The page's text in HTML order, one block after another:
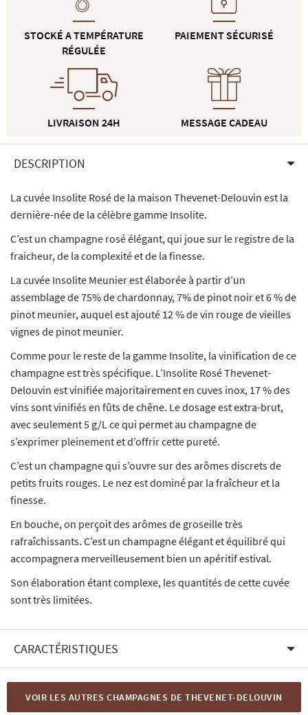
STOCKÉ A TEMPÉRATURE
RÉGULÉE
LIVRAISON 24H
PAIEMENT SÉCURISÉ
MESSAGE CADEAU
DESCRIPTION
La cuvée Insolite Rosé de la maison Thevenet-Delouvin est la
dernière-née de la célèbre gamme Insolite.
C’est un champagne rosé élégant, qui joue sur le registre de la
fraicheur, de la complexité et de la finesse.
La cuvée Insolite Meunier est élaborée à partir d’un
assemblage de 75% de chardonnay, 7% de pinot noir et 6 % de
pinot meunier, auquel est ajouté 12 % de vin rouge de vieilles
vignes de pinot meunier.
Comme pour le reste de la gamme Insolite, la vinification de ce
champagne est très spécifique. L’Insolite Rosé Thevenet-
Delouvin est vinifiée majoritairement en cuves inox, 17 % des
vins sont vinifiés en fûts de chêne. Le dosage est extra-brut,
avec seulement 5 g/L ce qui permet au champagne de
s’exprimer pleinement et d’offrir cette pureté.
C’est un champagne qui s’ouvre sur des arômes discrets de
petits fruits rouges. Le nez est dominé par la fraîcheur et la
finesse.
En bouche, on perçoit des arômes de groseille très
rafraîchissants. C’est un champagne élégant et équilibré qui
accompagnera merveilleusement bien un apéritif estival.
Son élaboration étant complexe, les quantités de cette cuvée
sont très limitées.
CARACTÉRISTIQUES
VOIR LES AUTRES CHAMPAGNES DE THEVENET-DELOUVIN